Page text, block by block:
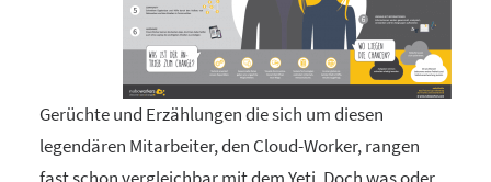
Gerüchte und Erzählungen die sich um diesen
legendären Mitarbeiter, den Cloud-Worker, rangen